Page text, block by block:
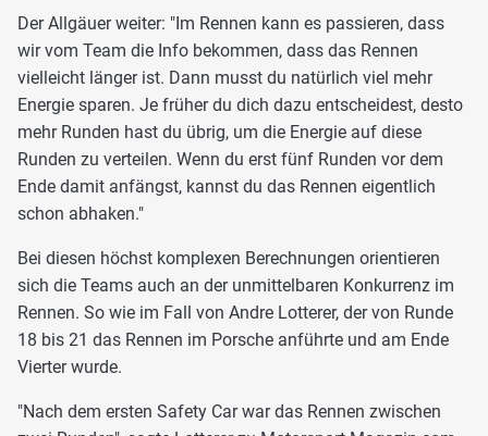
Der Allgäuer weiter: "Im Rennen kann es passieren, dass
wir vom Team die Info bekommen, dass das Rennen
vielleicht länger ist. Dann musst du natürlich viel mehr
Energie sparen. Je früher du dich dazu entscheidest, desto
mehr Runden hast du übrig, um die Energie auf diese
Runden zu verteilen. Wenn du erst fünf Runden vor dem
Ende damit anfängst, kannst du das Rennen eigentlich
schon abhaken."
Bei diesen höchst komplexen Berechnungen orientieren
sich die Teams auch an der unmittelbaren Konkurrenz im
Rennen. So wie im Fall von Andre Lotterer, der von Runde
18 bis 21 das Rennen im Porsche anführte und am Ende
Vierter wurde.
"Nach dem ersten Safety Car war das Rennen zwischen